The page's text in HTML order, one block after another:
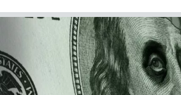
1345
236
235
56